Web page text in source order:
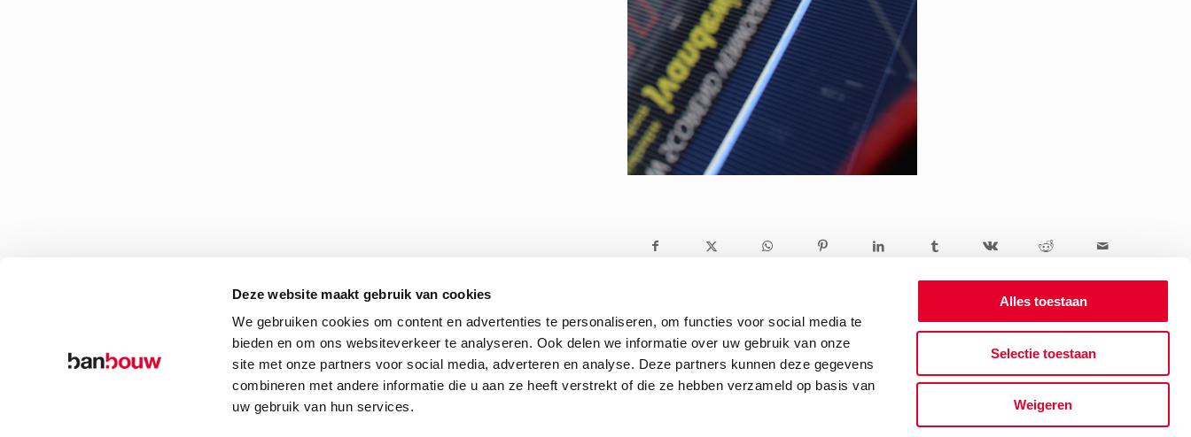
Deze website maakt gebruik van cookies
We gebruiken cookies om content en advertenties te personaliseren, om functies voor social media te
bieden en om ons websiteverkeer te analyseren. Ook delen we informatie over uw gebruik van onze
site met onze partners voor social media, adverteren en analyse. Deze partners kunnen deze gegevens
combineren met andere informatie die u aan ze heeft verstrekt of die ze hebben verzameld op basis van
uw gebruik van hun services.
Alles toestaan
Selectie toestaan
Weigeren